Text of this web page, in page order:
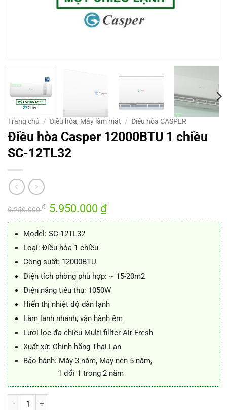
Trang chủ / Điều hòa, Máy làm mát / Điều hòa CASPER
Điều hòa Casper 12000BTU 1 chiều
SC-12TL32
6.250.000₫ Giá
gốc
là:
5.950.000 ₫Giá
tại
Model: SC-12TL32
Loại: Điều hòa 1 chiều
Công suất: 12000BTU
Diện tích phòng phù hợp: ~ 15-20m2
Điện năng tiêu thụ: 1050W
Hiển thị nhiệt độ dàn lạnh
Làm lạnh nhanh, vận hành êm
Lưới lọc đa chiều Multi-fillter Air Fresh
Xuất xứ: Chính hãng Thái Lan
Bảo hành: Máy 3 năm, Máy nén 5 năm,
1 đổi 1 trong 2 năm
Điều hòa Casper 12000BTU 1 chiều SC-12TL32 số lượng